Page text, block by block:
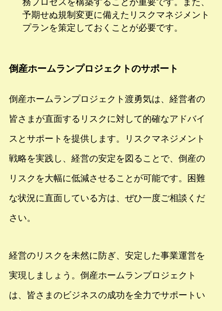
務プロセスを構築することが重要です。また、
予期せぬ規制変更に備えたリスクマネジメント
プランを策定しておくことが必要です。
倒産ホームランプロジェクトのサポート
倒産ホームランプロジェクト渡勇気は、経営者の
皆さまが直面するリスクに対して的確なアドバイ
スとサポートを提供します。リスクマネジメント
戦略を実践し、経営の安定を図ることで、倒産の
リスクを大幅に低減させることが可能です。困難
な状況に直面している方は、ぜひ一度ご相談くだ
さい。
経営のリスクを未然に防ぎ、安定した事業運営を
実現しましょう。倒産ホームランプロジェクト
は、皆さまのビジネスの成功を全力でサポートい